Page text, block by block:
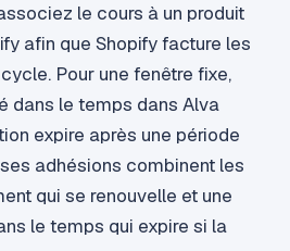
le cours à un produit
afin que Shopify facture les
Pour une fenêtre fixe,
dans le temps dans Alva
expire après une période
adhésions combinent les
qui se renouvelle et une
le temps qui expire si la